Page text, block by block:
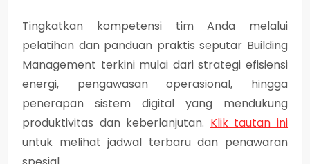
Tingkatkan kompetensi tim Anda melalui
pelatihan dan panduan praktis seputar Building
Management terkini mulai dari strategi efisiensi
energi, pengawasan operasional, hingga
penerapan sistem digital yang mendukung
produktivitas dan keberlanjutan. Klik tautan ini
untuk melihat jadwal terbaru dan penawaran